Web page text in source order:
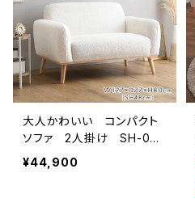
大人かわいい コンパクト
ソファ 2人掛け SH-06-
OKCTS
¥44,900